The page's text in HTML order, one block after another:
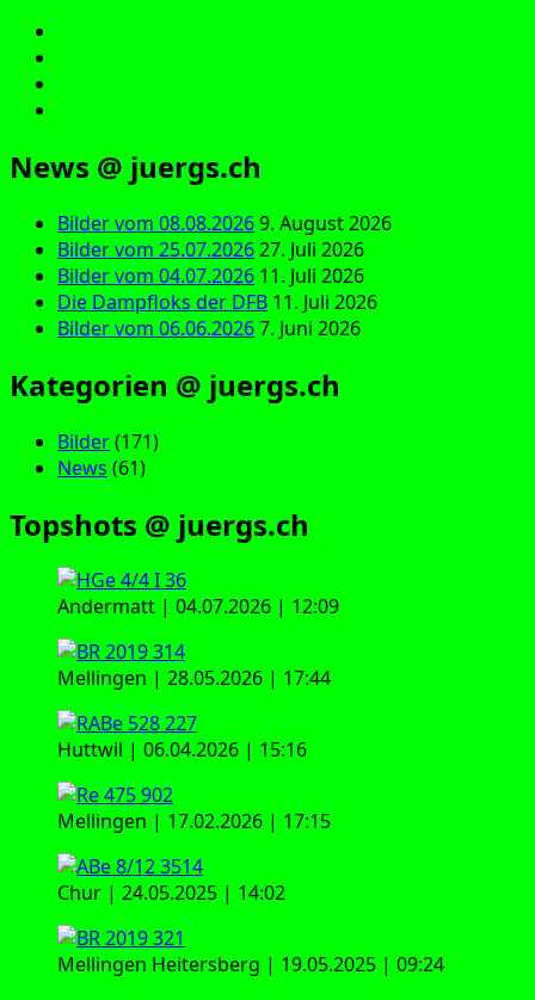
News @ juergs.ch
Bilder vom 08.08.20269. August 2026
Bilder vom 25.07.202627. Juli 2026
Bilder vom 04.07.2026 11. Juli 2026
Die Dampfloks der DFB 11. Juli 2026
Bilder vom 06.06.20267. Juni 2026
Kategorien @ juergs.ch
Bilder(171)
News (61)
Topshots @ juergs.ch
Andermatt | 04.07.2026 | 12:09
Mellingen | 28.05.2026 | 17:44
Huttwil | 06.04.2026 | 15:16
Mellingen | 17.02.2026 | 17:15
Chur | 24.05.2025 | 14:02
Mellingen Heitersberg | 19.05.2025 | 09:24